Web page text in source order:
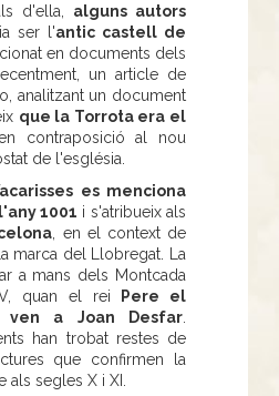
d'ella, alguns autors
ser l'antic castell de
en documents dels
un article de
analitzant un document
que la Torrota era el
en contraposició al nou
de l'església.
es menciona
1001 i s'atribueix als
, en el context de
marca del Llobregat. La
a mans dels Montcada
quan el rei
Pere el
ven a Joan Desfar
han trobat restes de
que confirmen la
segles X i XI.